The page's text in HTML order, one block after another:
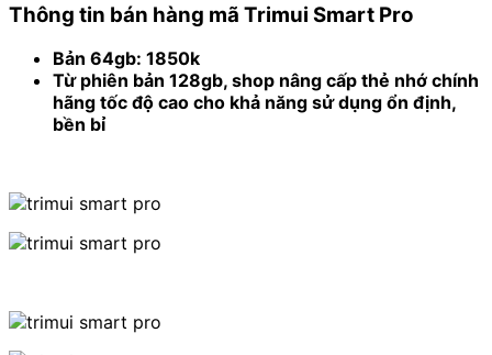
Thông tin bán hàng mã Trimui Smart Pro
Bản 64gb: 1850k
Từ phiên bản 128gb, shop nâng cấp thẻ nhớ chính
hãng tốc độ cao cho khả năng sử dụng ổn định,
bền bỉ